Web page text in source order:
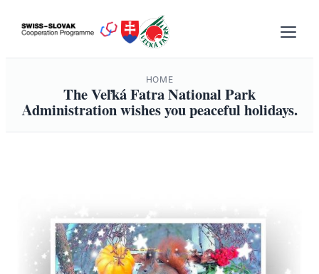
HOME
The Veľká Fatra National Park
Administration wishes you peaceful holidays.